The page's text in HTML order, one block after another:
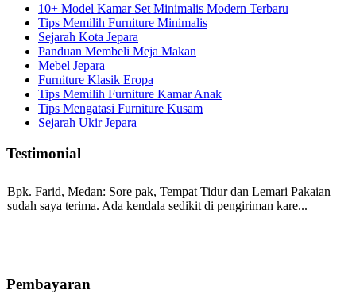
10+ Model Kamar Set Minimalis Modern Terbaru
Tips Memilih Furniture Minimalis
Sejarah Kota Jepara
Panduan Membeli Meja Makan
Mebel Jepara
Furniture Klasik Eropa
Tips Memilih Furniture Kamar Anak
Tips Mengatasi Furniture Kusam
Sejarah Ukir Jepara
Testimonial
Bpk. Farid, Medan: Sore pak, Tempat Tidur dan Lemari Pakaian
sudah saya terima. Ada kendala sedikit di pengiriman kare...
bale2 dan kursi teras saya sudah saya terima dan p...
Pembayaran